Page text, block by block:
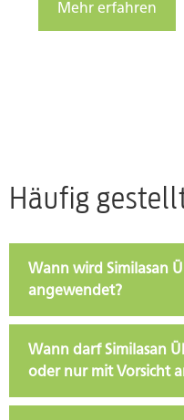
Mehr erfahren
Häufig
Wann wird Similasan
angewendet?
Wann darf Similasan
oder nur mit Vorsicht